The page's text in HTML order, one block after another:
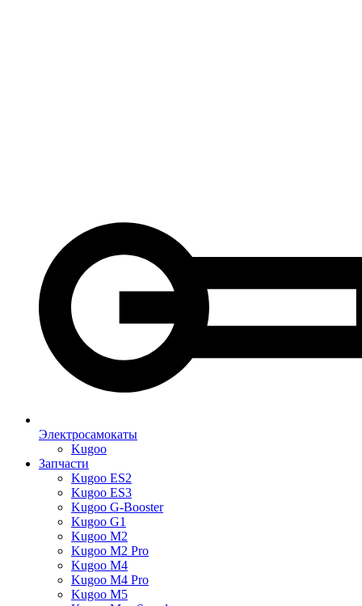
Электросамокаты
Kugoo
Запчасти
Kugoo ES2
Kugoo ES3
Kugoo G-Booster
Kugoo G1
Kugoo M2
Kugoo M2 Pro
Kugoo M4
Kugoo M4 Pro
Kugoo M5